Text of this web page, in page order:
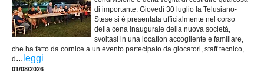
di importante. Giovedì 30 luglio la Telusiano-
Stese si è presentata ufficialmente nel corso
della cena inaugurale della nuova società,
svoltasi in una location accogliente e familiare,
che ha fatto da cornice a un evento partecipato da giocatori, staff tecnico,
d ... leggi
01/08/2026